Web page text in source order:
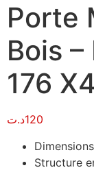
Porte
Bois
176
120د.ت
Structure